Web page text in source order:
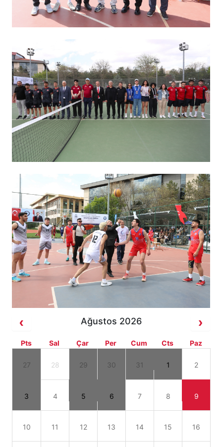
Ağustos 2026
Pts Sal Çar Per Cum Cts Paz
27 28 29 30 31 1 2
3 4 5 6 7 8 9
10 11 12 13 14 15 16